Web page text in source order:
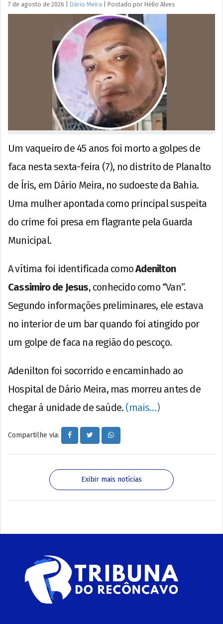
7 de agosto de 2026 Dário Meira Postado por Hélio Alves
Um vaqueiro de 45 anos foi morto a golpes de
faca nesta sexta-feira (7), no distrito de Planalto
de Íris, em Dário Meira, no sudoeste da Bahia.
Uma mulher apontada como principal suspeita
do crime foi presa em flagrante pela Guarda
Municipal.
A vítima foi identificada comoAdenilton
Cassimiro de Jesus, conhecido como “Van”.
Segundo informações preliminares, ele estava
no interior de um bar quando foi atingido por
um golpe de faca na região do pescoço.
Adenilton foi socorrido e encaminhado ao
Hospital de Dário Meira, mas morreu antes de
chegar à unidade de saúde. (mais…)
Compartilhe via:
Exibir mais notícias